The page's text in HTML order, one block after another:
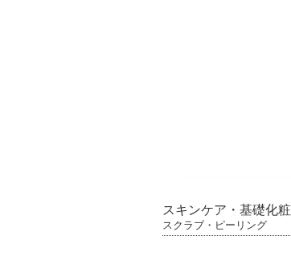
スキンケア・基礎化
スクラブ・ピーリング